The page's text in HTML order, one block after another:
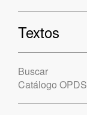
Textos
Buscar
Catálogo OPDS